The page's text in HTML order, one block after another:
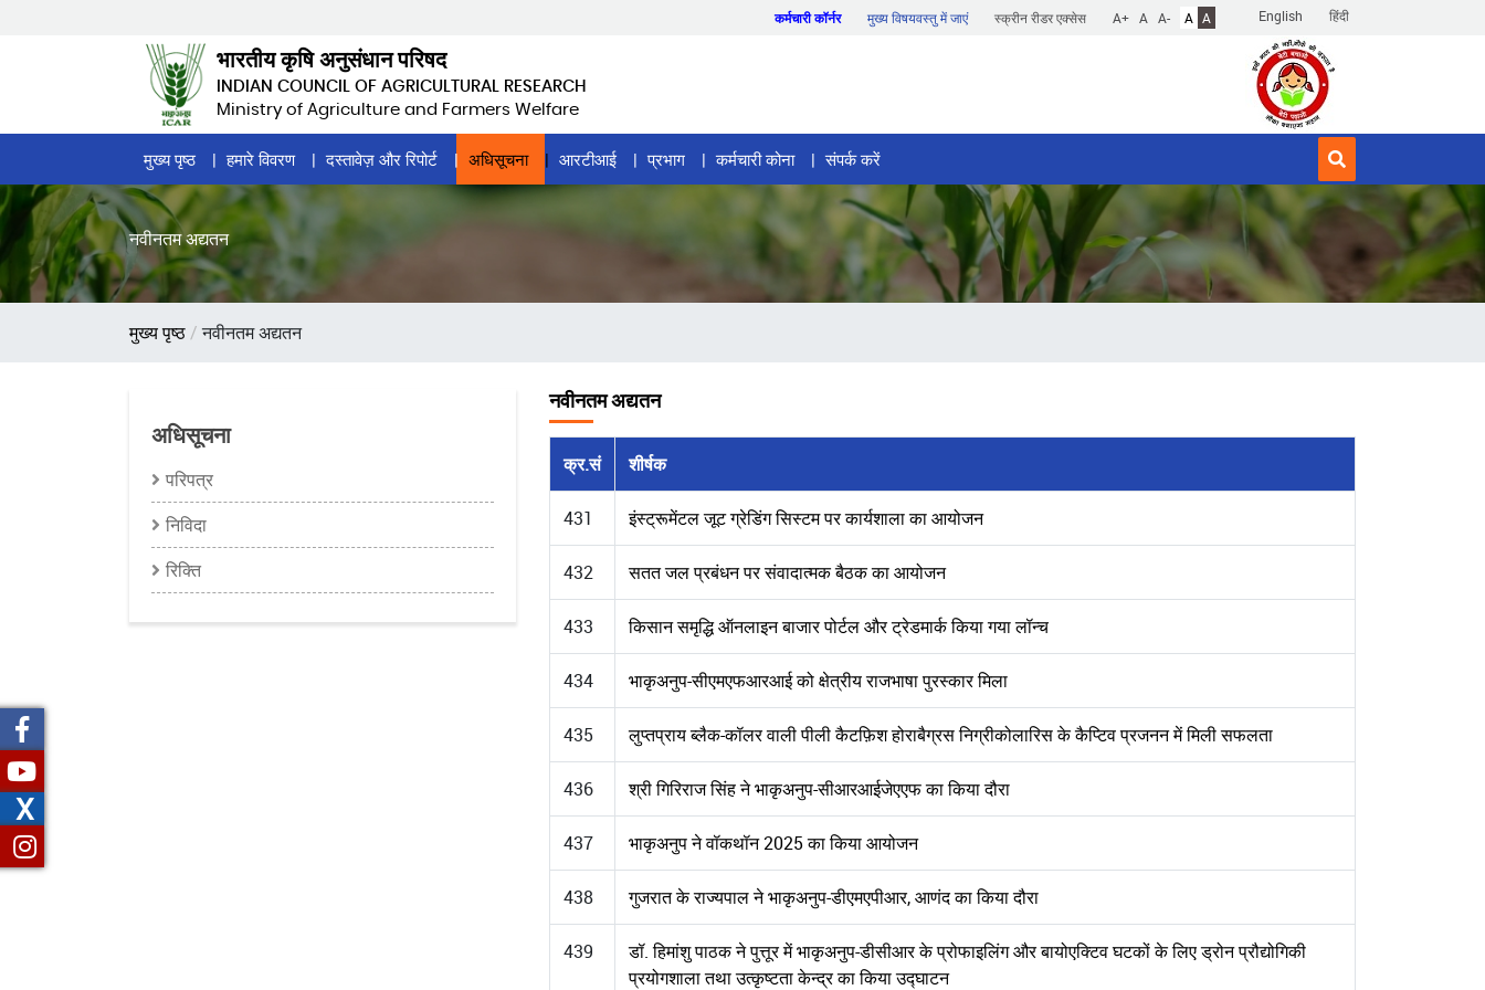
English हिंदी
कर्मचारी कॉर्नर मुख्य विषयवस्तु में जाएं स्क्रीन रीडर एक्सेस A+ A A- A A
भारतीय कृषि अनुसंधान परिषद
INDIAN COUNCIL OF AGRICULTURAL RESEARCH
Ministry of Agriculture and Farmers Welfare
Home
Page
Menu
मुख्य पृष्ठ हमारे विवरण दस्तावेज़ और रिपोर्ट अधिसूचना आरटीआई प्रभाग कर्मचारी कोना संपर्क करें
नवीनतम अद्यतन
पग
मुख्य पृष्ठ नवीनतम अद्यतन
अधिसूचना
परिपत्र
निविदा
रिक्ति
नवीनतम अद्यतन
क्र.सं शीर्षक
431 इंस्ट्रूमेंटल जूट ग्रेडिंग सिस्टम पर कार्यशाला का आयोजन
432 सतत जल प्रबंधन पर संवादात्मक बैठक का आयोजन
433 किसान समृद्धि ऑनलाइन बाजार पोर्टल और ट्रेडमार्क किया गया लॉन्च
434 भाकृअनुप-सीएमएफआरआई को क्षेत्रीय राजभाषा पुरस्कार मिला
435 लुप्तप्राय ब्लैक-कॉलर वाली पीली कैटफ़िश होराबैग्रस निग्रीकोलारिस के कैप्टिव प्रजनन में मिली सफलता
436 श्री गिरिराज सिंह ने भाकृअनुप-सीआरआईजेएएफ का किया दौरा
437 भाकृअनुप ने वॉकथॉन 2025 का किया आयोजन
438 गुजरात के राज्यपाल ने भाकृअनुप-डीएमएपीआर, आणंद का किया दौरा
439
डॉ. हिमांशु पाठक ने पुत्तूर में भाकृअनुप-डीसीआर के प्रोफाइलिंग और बायोएक्टिव घटकों के लिए ड्रोन प्रौद्योगिकी
प्रयोगशाला तथा उत्कृष्टता केन्द्र का किया उद्घाटन
X